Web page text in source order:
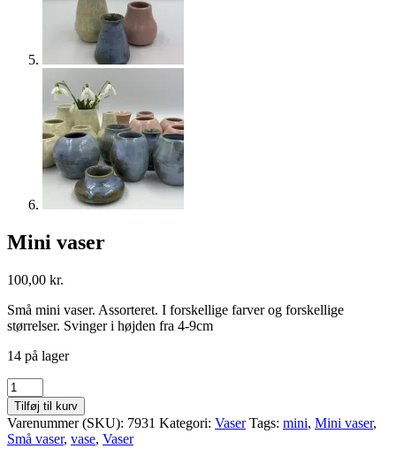
Mini vaser
100,00 kr.
Små mini vaser. Assorteret. I forskellige farver og forskellige
størrelser. Svinger i højden fra 4-9cm
14 på lager
Mini
vaser
antal
Tilføj til kurv
Varenummer (SKU): 7931 Kategori: Vaser Tags: mini, Mini vaser,
Små vaser, vase, Vaser